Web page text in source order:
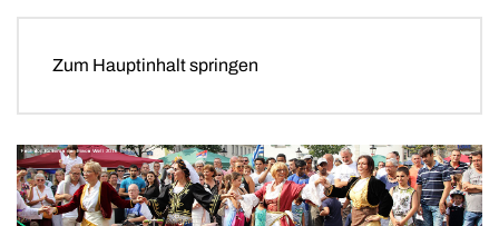
Zum Hauptinhalt springen